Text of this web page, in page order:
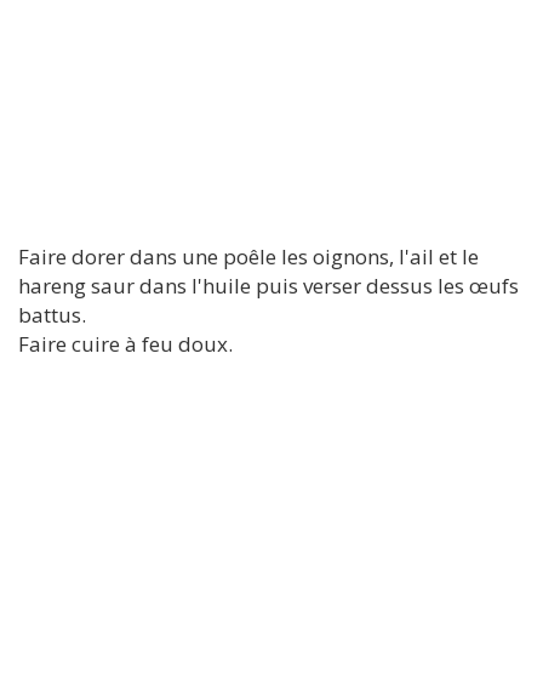
Faire dorer dans une poêle les oignons, l'ail et le
hareng saur dans l'huile puis verser dessus les œufs
battus.
Faire cuire à feu doux.